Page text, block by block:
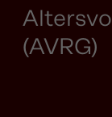
(AVRG)